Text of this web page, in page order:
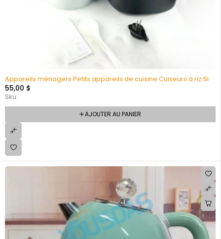
Appareils ménagers Petits appareils de cuisine Cuiseurs à riz 5l
55,00 $
Sku:
AJOUTER AU PANIER